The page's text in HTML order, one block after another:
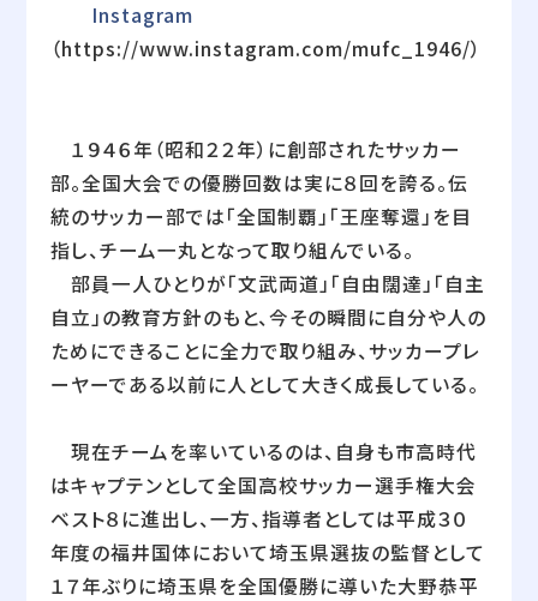
Instagram
（https://www.instagram.com/mufc_1946/）
１９４６年（昭和２２年）に創部されたサッカー
部。全国大会での優勝回数は実に８回を誇る。伝
統のサッカー部では「全国制覇」「王座奪還」を目
指し、チーム一丸となって取り組んでいる。
部員一人ひとりが「文武両道」「自由闊達」「自主
自立」の教育方針のもと、今その瞬間に自分や人の
ためにできることに全力で取り組み、サッカープレ
ーヤーである以前に人として大きく成長している。
現在チームを率いているのは、自身も市高時代
はキャプテンとして全国高校サッカー選手権大会
ベスト８に進出し、一方、指導者としては平成３０
年度の福井国体において埼玉県選抜の監督として
１７年ぶりに埼玉県を全国優勝に導いた大野恭平